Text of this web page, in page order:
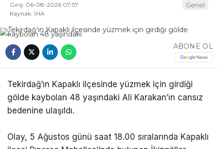
Giriş: 06-08-2026 07:57
Kaynak: İHA
Genel
ABONE OL
Tekirdağ’ın Kapaklı ilçesinde yüzmek için girdiği
gölde kaybolan 48 yaşındaki Ali Karakan’ın cansız
bedenine ulaşıldı.
Olay, 5 Ağustos günü saat 18.00 sıralarında Kapaklı